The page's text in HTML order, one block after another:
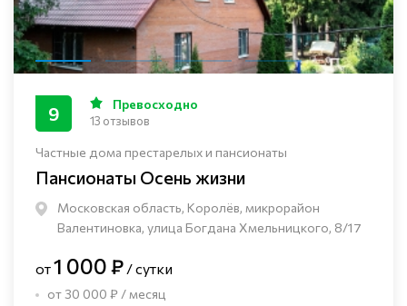
Частные дома престарелых и пансионаты
Пансионаты Осень жизни
Московская область, Королёв, микрорайон
Валентиновка, улица Богдана Хмельницкого, 8/17
9 Превосходно
13 отзывов
от1 000 ₽ / сутки
от 30 000 ₽ / месяц